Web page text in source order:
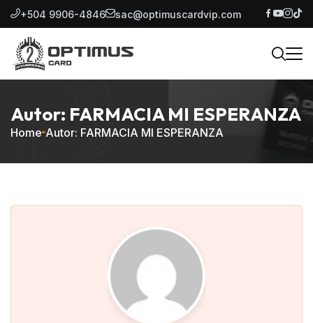
+504 9906-4846 sac@optimuscardvip.com
Autor: FARMACIA MI ESPERANZA
Home Autor: FARMACIA MI ESPERANZA